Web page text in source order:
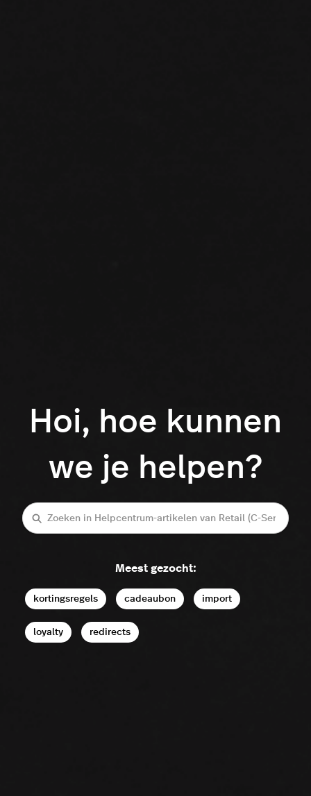
Hoi, hoe kunnen
we je helpen?
Zoeken
Meest gezocht:
kortingsregels cadeaubon import
loyalty redirects